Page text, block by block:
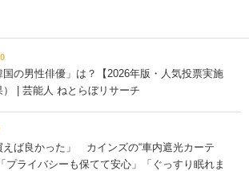
の男性俳優」は？【2026年版・人気投票実施
| 芸能人 ねとらぼリサーチ
えば良かった」 カインズの“車内遮光カーテ
ライバシーも保てて安心」「ぐっすり眠れま